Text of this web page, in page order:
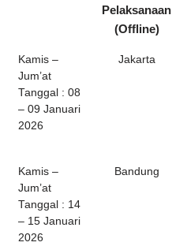
Pelaksanaan
(Offline)
Kamis –
Jum’at
Tanggal : 08
– 09 Januari
2026
Jakarta
Kamis –
Jum’at
Tanggal : 14
– 15 Januari
2026
Bandung